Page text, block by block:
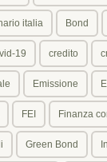
italia Bond
19 credito
Emissione
FEI Finanza
Green Bond